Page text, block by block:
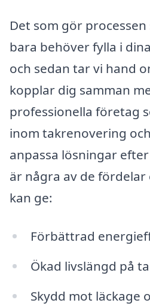
Det som gör
bara behöver fylla i
och sedan tar vi hand
kopplar dig samman
professionella företag
inom takrenovering
anpassa lösningar
är några av de
kan ge:
Förbättrad
Ökad livslängd på
Skydd mot läckage